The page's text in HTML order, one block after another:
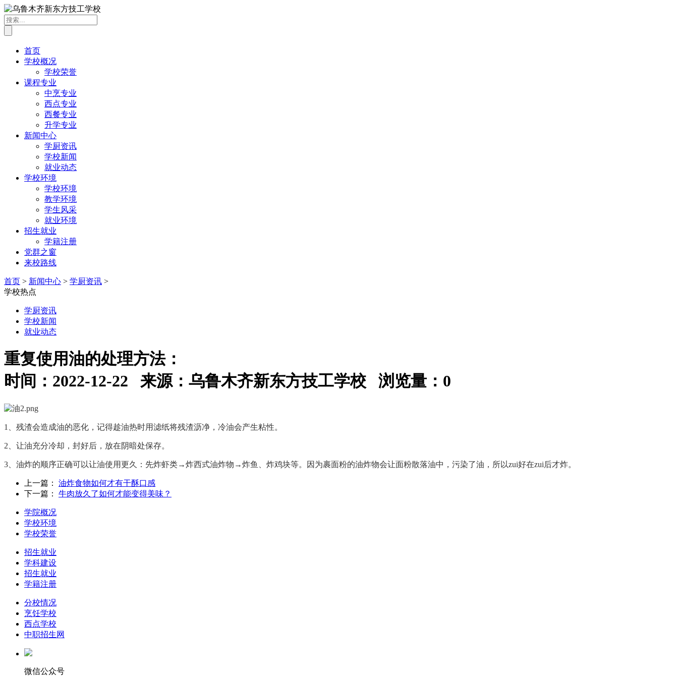
首页
学校概况
学校荣誉
课程专业
中烹专业
西点专业
西餐专业
升学专业
新闻中心
学厨资讯
学校新闻
就业动态
学校环境
学校环境
教学环境
学生风采
就业环境
招生就业
学籍注册
党群之窗
来校路线
首页 > 新闻中心 > 学厨资讯 >
学校热点
学厨资讯
学校新闻
就业动态
重复使用油的处理方法：
时间：2022-12-22 来源：乌鲁木齐新东方技工学校 浏览量： 0
1 、残渣会造成油的恶化，记得趁油热时用滤纸将残渣沥净，冷油会产生粘性。
2 、让油充分冷却，封好后，放在阴暗处保存。
3 、油炸的顺序正确可以让油使用更久：先炸虾类→炸西式油炸物 →炸鱼、炸鸡块等。因为裹面粉的油炸物会让面粉散落油中，污染了油，所以zui好在zui后才炸。
上一篇： 油炸食物如何才有干酥口感
下一篇： 牛肉放久了如何才能变得美味？
学院概况
学校环境
学校荣誉
招生就业
学科建设
招生就业
学籍注册
分校情况
烹饪学校
西点学校
中职招生网
微信公众号